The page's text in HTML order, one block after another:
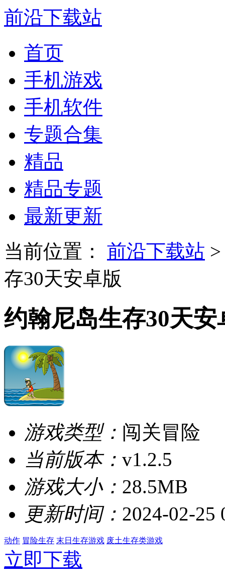
前沿下载站
首页
手机游戏
手机软件
专题合集
精品
精品专题
最新更新
当前位置：
前沿下载站
存30天安卓版
约翰尼岛生存30天安
游戏类型： 闯关冒险
当前版本： v1.2.5
游戏大小： 28.5MB
更新时间： 2024-02-25
动作 冒险生存 末日生存游戏 废土生存类游戏
立即下载